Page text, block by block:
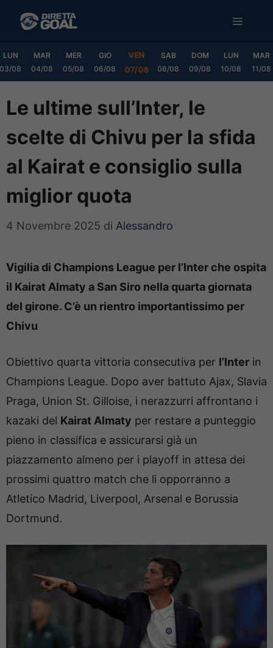
MENU
LUN
03/08
MAR
04/08
MER
05/08
GIO
06/08
VEN
07/08
SAB
08/08
DOM
09/08
LUN
10/08
MAR
11/08
Le ultime sull’Inter, le
scelte di Chivu per la sfida
al Kairat e consiglio sulla
miglior quota
4 Novembre 2025 di Alessandro
Vigilia di Champions League per l’Inter che ospita
il Kairat Almaty a San Siro nella quarta giornata
del girone. C’è un rientro importantissimo per
Chivu
Obiettivo quarta vittoria consecutiva per l’Inter in
Champions League. Dopo aver battuto Ajax, Slavia
Praga, Union St. Gilloise, i nerazzurri affrontano i
kazaki del Kairat Almaty per restare a punteggio
pieno in classifica e assicurarsi già un
piazzamento almeno per i playoff in attesa dei
prossimi quattro match che li opporranno a
Atletico Madrid, Liverpool, Arsenal e Borussia
Dortmund.